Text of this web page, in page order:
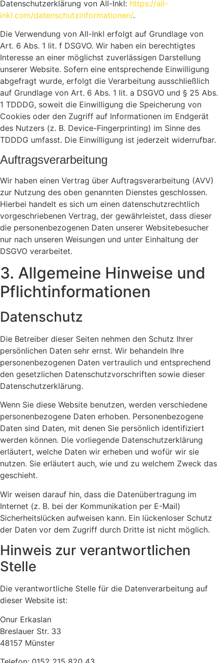
Datenschutzerklärung von All-Inkl: https://all-
inkl.com/datenschutzinformationen/.
Die Verwendung von All-Inkl erfolgt auf Grundlage von
Art. 6 Abs. 1 lit. f DSGVO. Wir haben ein berechtigtes
Interesse an einer möglichst zuverlässigen Darstellung
unserer Website. Sofern eine entsprechende Einwilligung
abgefragt wurde, erfolgt die Verarbeitung ausschließlich
auf Grundlage von Art. 6 Abs. 1 lit. a DSGVO und § 25 Abs.
1 TDDDG, soweit die Einwilligung die Speicherung von
Cookies oder den Zugriff auf Informationen im Endgerät
des Nutzers (z. B. Device-Fingerprinting) im Sinne des
TDDDG umfasst. Die Einwilligung ist jederzeit widerrufbar.
Auftragsverarbeitung
Wir haben einen Vertrag über Auftragsverarbeitung (AVV)
zur Nutzung des oben genannten Dienstes geschlossen.
Hierbei handelt es sich um einen datenschutzrechtlich
vorgeschriebenen Vertrag, der gewährleistet, dass dieser
die personenbezogenen Daten unserer Websitebesucher
nur nach unseren Weisungen und unter Einhaltung der
DSGVO verarbeitet.
3. Allgemeine Hinweise und
Pflicht­informationen
Datenschutz
Die Betreiber dieser Seiten nehmen den Schutz Ihrer
persönlichen Daten sehr ernst. Wir behandeln Ihre
personenbezogenen Daten vertraulich und entsprechend
den gesetzlichen Datenschutzvorschriften sowie dieser
Datenschutzerklärung.
Wenn Sie diese Website benutzen, werden verschiedene
personenbezogene Daten erhoben. Personenbezogene
Daten sind Daten, mit denen Sie persönlich identifiziert
werden können. Die vorliegende Datenschutzerklärung
erläutert, welche Daten wir erheben und wofür wir sie
nutzen. Sie erläutert auch, wie und zu welchem Zweck das
geschieht.
Wir weisen darauf hin, dass die Datenübertragung im
Internet (z. B. bei der Kommunikation per E-Mail)
Sicherheitslücken aufweisen kann. Ein lückenloser Schutz
der Daten vor dem Zugriff durch Dritte ist nicht möglich.
Hinweis zur verantwortlichen
Stelle
Die verantwortliche Stelle für die Datenverarbeitung auf
dieser Website ist:
Onur Erkaslan
Breslauer Str. 33
48157 Münster